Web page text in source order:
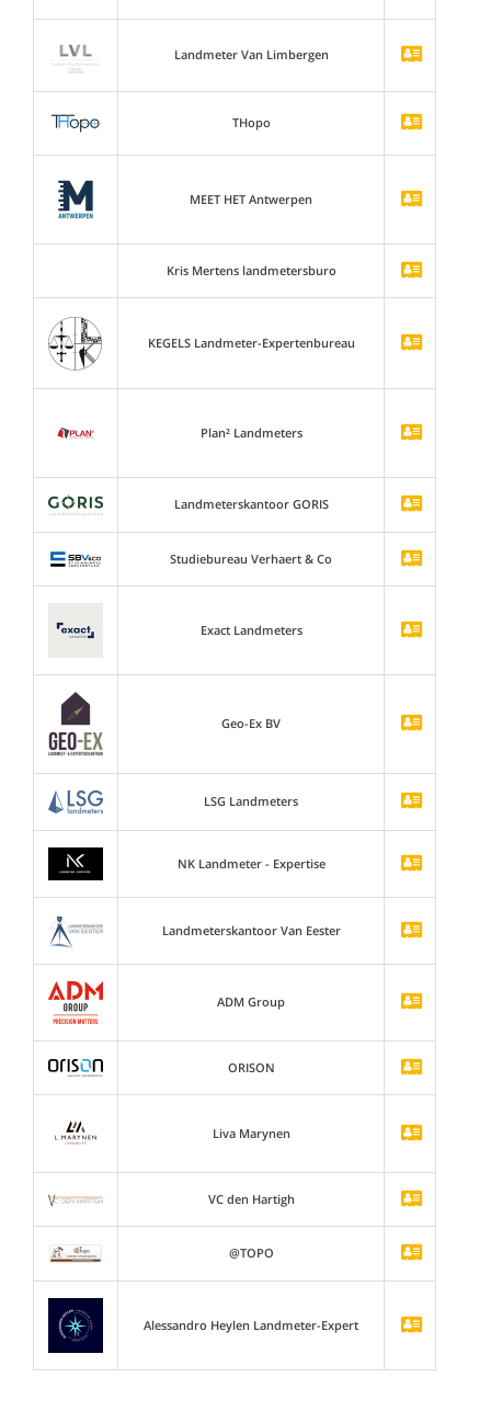
Landmeter Van Limbergen
THopo
MEET HET Antwerpen
Kris Mertens landmetersburo
KEGELS Landmeter-Expertenbureau
Plan² Landmeters
Landmeterskantoor GORIS
Studiebureau Verhaert & Co
Exact Landmeters
Geo-Ex BV
LSG Landmeters
NK Landmeter - Expertise
Landmeterskantoor Van Eester
ADM Group
ORISON
Liva Marynen
VC den Hartigh
@TOPO
Alessandro Heylen Landmeter-Expert